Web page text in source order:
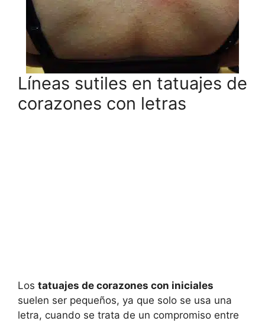
Líneas sutiles en tatuajes de
corazones con letras
Los tatuajes de corazones con iniciales
suelen ser pequeños, ya que solo se usa una
letra, cuando se trata de un compromiso entre